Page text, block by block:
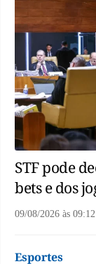
STF pode
bets e dos
09/08/2026 às 09:12
Esportes